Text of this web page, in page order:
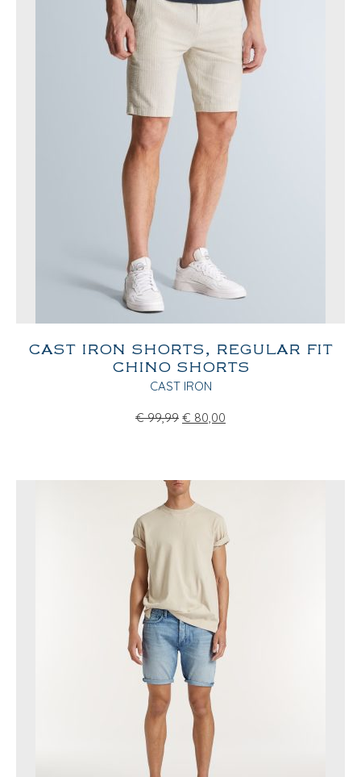
CAST IRON SHORTS, REGULAR FIT
CHINO SHORTS
CAST IRON
€ 99,99 € 80,00